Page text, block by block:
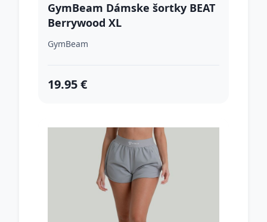
GymBeam Dámske šortky BEAT
Berrywood XL
GymBeam
19.95 €